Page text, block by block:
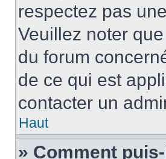
respectez pas
Veuillez noter
du forum
de ce qui est
contacter un
Haut
» Comment